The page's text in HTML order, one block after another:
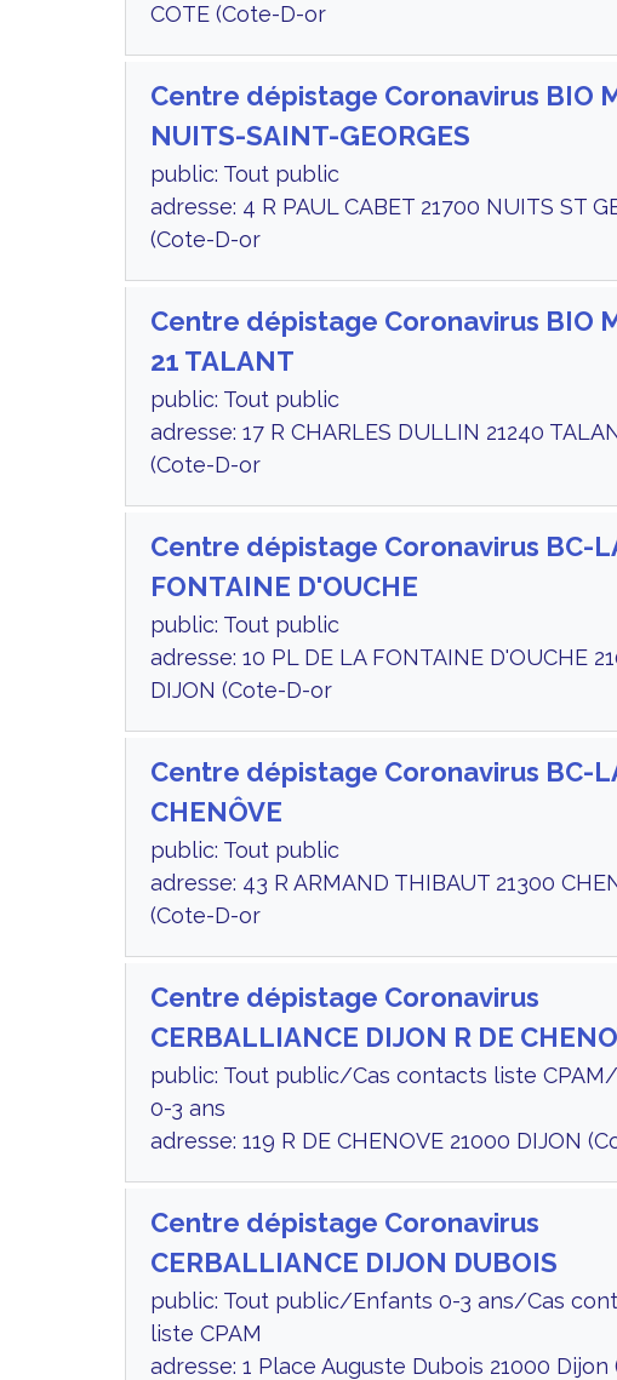
COTE (Cote-D-or
Centre dépistage Coronavirus BIO
NUITS-SAINT-GEORGES
public: Tout public
adresse: 4 R PAUL CABET 21700 NUITS ST
(Cote-D-or
Centre dépistage Coronavirus BIO
21 TALANT
public: Tout public
adresse: 17 R CHARLES DULLIN 21240
(Cote-D-or
Centre dépistage Coronavirus BC-
FONTAINE D'OUCHE
public: Tout public
adresse: 10 PL DE LA FONTAINE D'OUCHE
DIJON (Cote-D-or
Centre dépistage Coronavirus BC-
CHENÔVE
public: Tout public
adresse: 43 R ARMAND THIBAUT 21300
(Cote-D-or
Centre dépistage Coronavirus
CERBALLIANCE DIJON R DE
public: Tout public/Cas contacts liste
0-3 ans
adresse: 119 R DE CHENOVE 21000 DIJON
Centre dépistage Coronavirus
CERBALLIANCE DIJON DUBOIS
public: Tout public/Enfants 0-3 ans/Cas
liste CPAM
adresse: 1 Place Auguste Dubois 21000 Dijon